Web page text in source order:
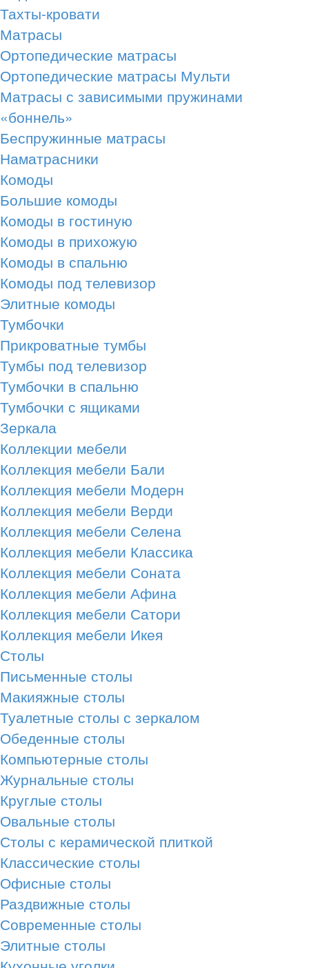
Тахты-кровати
Матрасы
Ортопедические матрасы
Ортопедические матрасы Мульти
Матрасы с зависимыми пружинами
«боннель»
Беспружинные матрасы
Наматрасники
Комоды
Большие комоды
Комоды в гостиную
Комоды в прихожую
Комоды в спальню
Комоды под телевизор
Элитные комоды
Тумбочки
Прикроватные тумбы
Тумбы под телевизор
Тумбочки в спальню
Тумбочки с ящиками
Зеркала
Коллекции мебели
Коллекция мебели Бали
Коллекция мебели Модерн
Коллекция мебели Верди
Коллекция мебели Селена
Коллекция мебели Классика
Коллекция мебели Соната
Коллекция мебели Афина
Коллекция мебели Сатори
Коллекция мебели Икея
Столы
Письменные столы
Макияжные столы
Туалетные столы с зеркалом
Обеденные столы
Компьютерные столы
Журнальные столы
Круглые столы
Овальные столы
Столы с керамической плиткой
Классические столы
Офисные столы
Раздвижные столы
Современные столы
Элитные столы